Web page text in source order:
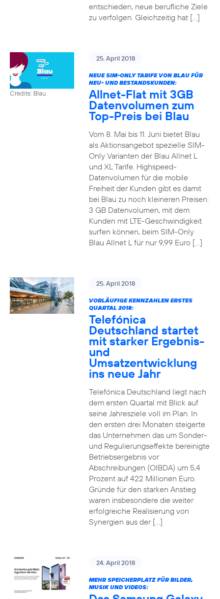
entschieden, neue berufliche Ziele
zu verfolgen. Gleichzeitig hat […]
Credits: Blau
25. April 2018
NEUE SIM-ONLY TARIFE VON BLAU FÜR
NEU- UND BESTANDSKUNDEN:
Allnet-Flat mit 3GB
Datenvolumen zum
Top-Preis bei Blau
Vom 8. Mai bis 11. Juni bietet Blau
als Aktionsangebot spezielle SIM-
Only Varianten der Blau Allnet L
und XL Tarife. Highspeed-
Datenvolumen für die mobile
Freiheit der Kunden gibt es damit
bei Blau zu noch kleineren Preisen:
3 GB Datenvolumen, mit dem
Kunden mit LTE-Geschwindigkeit
surfen können, beim SIM-Only
Blau Allnet L für nur 9,99 Euro […]
25. April 2018
VORLÄUFIGE KENNZAHLEN ERSTES
QUARTAL 2018:
Telefónica
Deutschland startet
mit starker Ergebnis-
und
Umsatzentwicklung
ins neue Jahr
Telefónica Deutschland liegt nach
dem ersten Quartal mit Blick auf
seine Jahresziele voll im Plan. In
den ersten drei Monaten steigerte
das Unternehmen das um Sonder-
und Regulierungseffekte bereinigte
Betriebsergebnis vor
Abschreibungen (OIBDA) um 5,4
Prozent auf 422 Millionen Euro.
Gründe für den starken Anstieg
waren insbesondere die weiter
erfolgreiche Realisierung von
Synergien aus der […]
24. April 2018
MEHR SPEICHERPLATZ FÜR BILDER,
MUSIK UND VIDEOS: